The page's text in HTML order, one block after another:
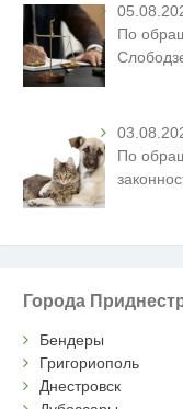
По
По
Города
Бендеры
Григориополь
Днестровск